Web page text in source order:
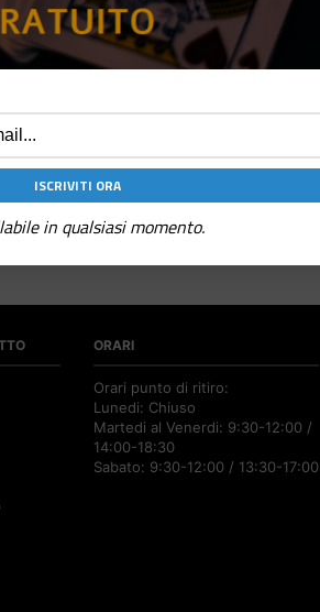
ORARI
Orari punto di ritiro:
Lunedi: Chiuso
Martedi al Venerdi: 9:30-12:00 /
14:00-18:30
Sabato: 9:30-12:00 / 13:30-17:00
in qualsiasi momento.